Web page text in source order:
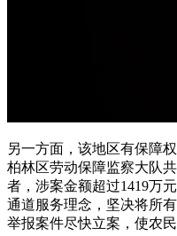
另一方面，该地区有保障
柏林区劳动保障监察大队
者，涉案金额超过1419万
通道服务理念，坚决将所
举报案件尽快立案，使农